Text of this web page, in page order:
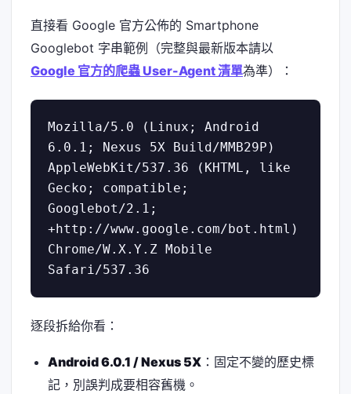
直接看 Google 官方公佈的 Smartphone
Googlebot 字串範例（完整與最新版本請以
Google 官方的爬蟲 User-Agent 清單為準）：
Mozilla/5.0 (Linux; Android
6.0.1; Nexus 5X Build/MMB29P)
AppleWebKit/537.36 (KHTML, like
Gecko; compatible;
Googlebot/2.1;
+http://www.google.com/bot.html)
Chrome/W.X.Y.Z Mobile
Safari/537.36
逐段拆給你看：
Android 6.0.1 / Nexus 5X：固定不變的歷史標
記，別誤判成要相容舊機。